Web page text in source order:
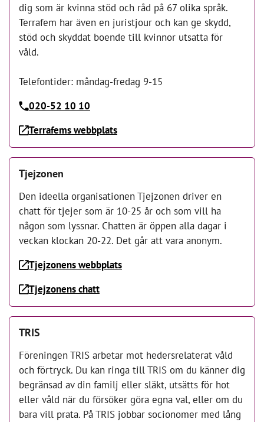
dig som är kvinna stöd och råd på 67 olika språk.
Terrafem har även en juristjour och kan ge skydd,
stöd och skyddat boende till kvinnor utsatta för
våld.
Telefontider: måndag-fredag 9-15
020-52 10 10
Terrafems webbplats
Tjejzonen
Den ideella organisationen Tjejzonen driver en
chatt för tjejer som är 10-25 år och som vill ha
någon som lyssnar. Chatten är öppen alla dagar i
veckan klockan 20-22. Det går att vara anonym.
Tjejzonens webbplats
Tjejzonens chatt
TRIS
Föreningen TRIS arbetar mot hedersrelaterat våld
och förtryck. Du kan ringa till TRIS om du känner dig
begränsad av din familj eller släkt, utsätts för hot
eller våld när du försöker göra egna val, eller om du
bara vill prata. På TRIS jobbar socionomer med lång